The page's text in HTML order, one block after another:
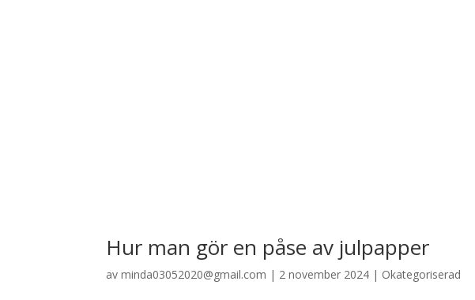
Hur man gör en påse av julpapper
avminda03052020@gmail.com | 2 november 2024 | Okategoriserad